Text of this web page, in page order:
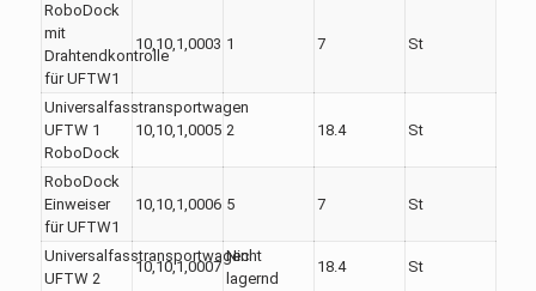
RoboDock
mit
Drahtendkontrolle
für UFTW1
10,10,1,0003 1 7 St
Universalfasstransportwagen
UFTW 1
RoboDock
10,10,1,0005 2 18.4 St
RoboDock
Einweiser
für UFTW1
10,10,1,0006 5 7 St
Universalfasstransportwagen
UFTW 2
10,10,1,0007
Nicht
lagernd
18.4 St